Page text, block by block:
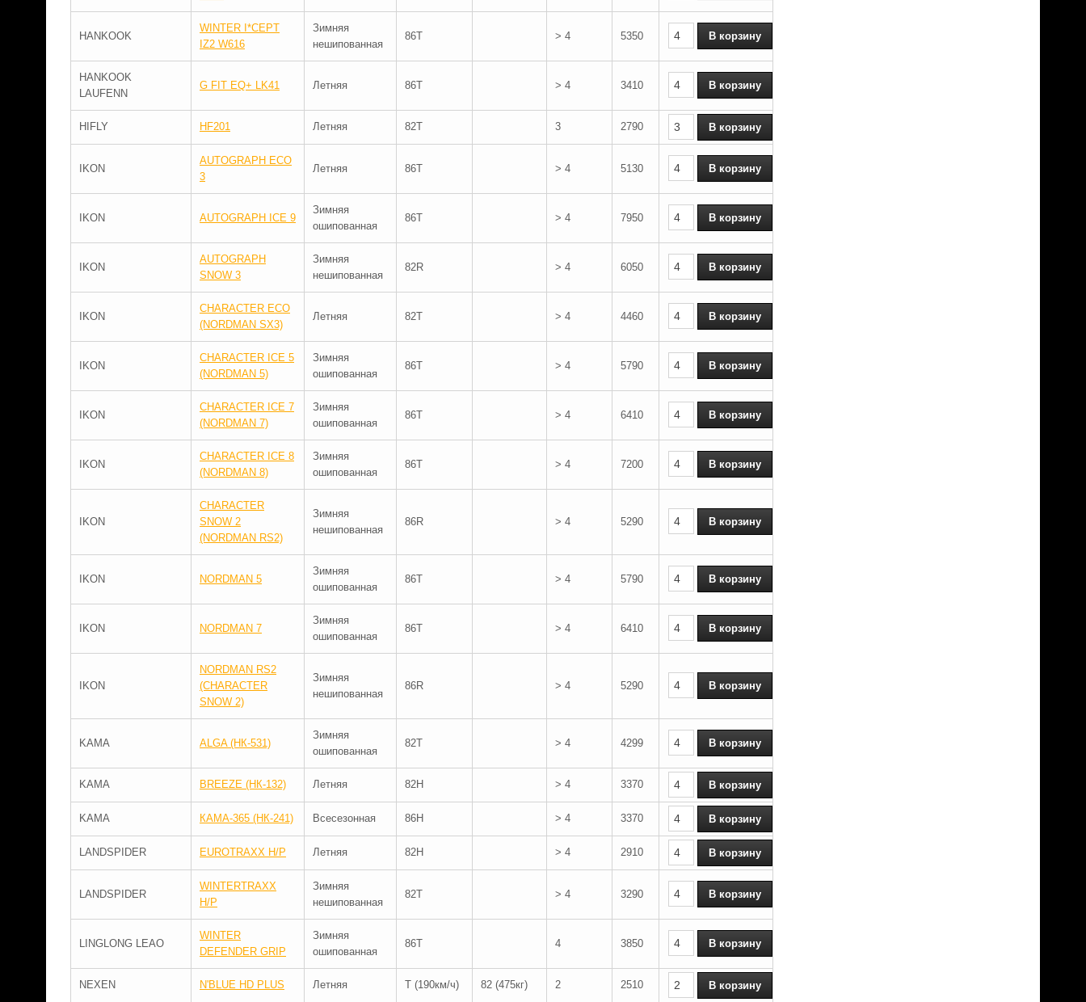
HANKOOK
WINTER I*CEPT
IZ2 W616
Зимняя
нешипованная
86T > 4 5350
HANKOOK
LAUFENN
G FIT EQ+ LK41 Летняя 86T > 4 3410
HIFLY HF201 Летняя 82T 3 2790
IKON
AUTOGRAPH ECO
3
Летняя 86T > 4 5130
IKON AUTOGRAPH ICE 9
Зимняя
ошипованная
86T > 4 7950
IKON
AUTOGRAPH
SNOW 3
Зимняя
нешипованная
82R > 4 6050
IKON
CHARACTER ECO
(NORDMAN SX3)
Летняя 82T > 4 4460
IKON
CHARACTER ICE 5
(NORDMAN 5)
Зимняя
ошипованная
86T > 4 5790
IKON
CHARACTER ICE 7
(NORDMAN 7)
Зимняя
ошипованная
86T > 4 6410
IKON
CHARACTER ICE 8
(NORDMAN 8)
Зимняя
ошипованная
86T > 4 7200
IKON
CHARACTER
SNOW 2
(NORDMAN RS2)
Зимняя
нешипованная
86R > 4 5290
IKON NORDMAN 5
Зимняя
ошипованная
86T > 4 5790
IKON NORDMAN 7
Зимняя
ошипованная
86T > 4 6410
IKON
NORDMAN RS2
(CHARACTER
SNOW 2)
Зимняя
нешипованная
86R > 4 5290
KAMA ALGA (НК-531)
Зимняя
ошипованная
82T > 4 4299
KAMA BREEZE (НК-132) Летняя 82H > 4 3370
KAMA КАМА-365 (НК-241) Всесезонная 86H > 4 3370
LANDSPIDER EUROTRAXX H/P Летняя 82H > 4 2910
LANDSPIDER
WINTERTRAXX
H/P
Зимняя
нешипованная
82T > 4 3290
LINGLONG LEAO
WINTER
DEFENDER GRIP
Зимняя
ошипованная
86T 4 3850
NEXEN N'BLUE HD PLUS Летняя T (190км/ч) 82 (475кг) 2 2510